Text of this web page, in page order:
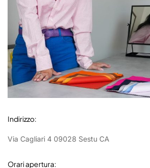
Indirizzo:
Via Cagliari 4 09028 Sestu CA
Orari apertura: